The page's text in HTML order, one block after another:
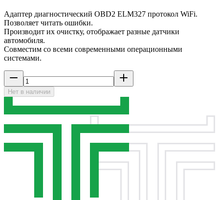
Адаптер диагностический OBD2 ELM327 протокол WiFi.
Позволяет читать ошибки.
Производит их очистку, отображает разные датчики
автомобиля.
Совместим со всеми современными операционными
системами.
Нет в наличии